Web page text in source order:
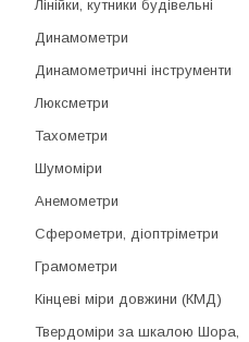
Лінійки, кутники будівельні
Динамометри
Динамометричні інструменти
Люксметри
Тахометри
Шумоміри
Анемометри
Сферометри, діоптріметри
Грамометри
Кінцеві міри довжини (КМД)
Твердоміри за шкалою Шора,